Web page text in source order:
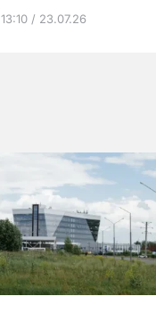
по ОМС!
13:10 / 23.07.26